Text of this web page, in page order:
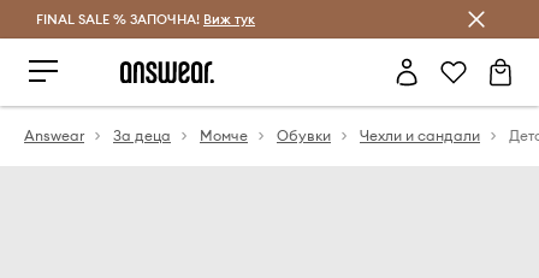
Спестявай с Answear Club
FINAL SALE % ЗАПОЧНА! Виж тук
Answear За деца Момче Обувки Чехли и сандали